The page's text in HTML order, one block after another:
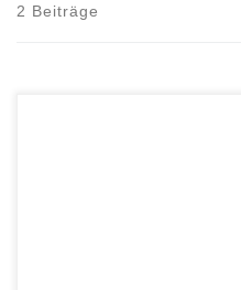
2 Beiträge